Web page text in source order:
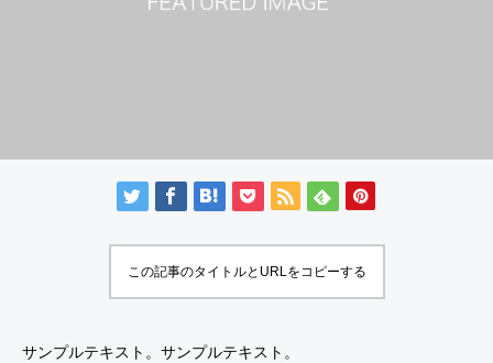
この記事のタイトルとURLをコピーする
サンプルテキスト。サンプルテキスト。